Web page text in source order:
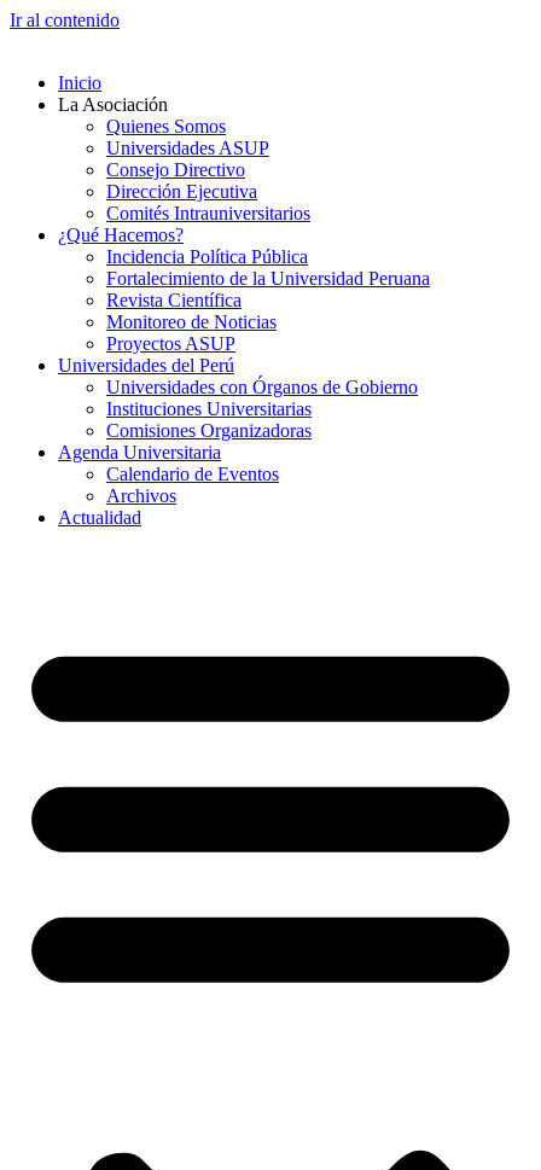
Ir al contenido
Inicio
La Asociación
Quienes Somos
Universidades ASUP
Consejo Directivo
Dirección Ejecutiva
Comités Intrauniversitarios
¿Qué Hacemos?
Incidencia Política Pública
Fortalecimiento de la Universidad Peruana
Revista Científica
Monitoreo de Noticias
Proyectos ASUP
Universidades del Perú
Universidades con Órganos de Gobierno
Instituciones Universitarias
Comisiones Organizadoras
Agenda Universitaria
Calendario de Eventos
Archivos
Actualidad